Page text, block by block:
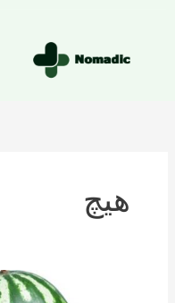
هیچ